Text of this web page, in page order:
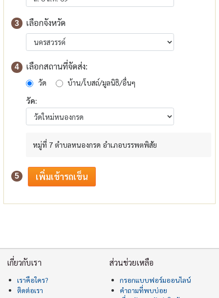
3 เลือกจังหวัด
4 เลือกสถานที่จัดส่ง:
วัด
บ้าน/โบสถ์/มูลนิธิ/อื่นๆ
วัด:
หมู่ที่ 7 ตำบลหนองกรด อำเภอบรรพตพิสัย
5
เกี่ยวกับเรา
เราคือใคร?
ติดต่อเรา
ส่วนช่วยเหลือ
กรอกแบบฟอร์มออนไลน์
คำถามที่พบบ่อย